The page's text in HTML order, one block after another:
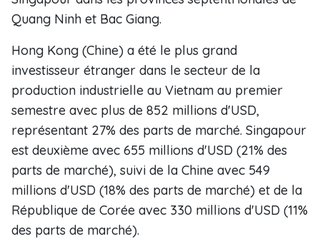
Quang Ninh et Bac Giang.
Hong Kong (Chine) a été le plus grand
investisseur étranger dans le secteur de la
production industrielle au Vietnam au premier
semestre avec plus de 852 millions d'USD,
représentant 27% des parts de marché. Singapour
est deuxième avec 655 millions d'USD (21% des
parts de marché), suivi de la Chine avec 549
millions d'USD (18% des parts de marché) et de la
République de Corée avec 330 millions d'USD (11%
des parts de marché).